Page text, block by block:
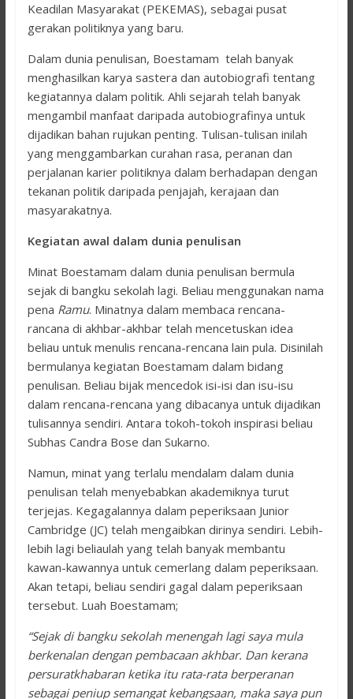
Keadilan Masyarakat (PEKEMAS), sebagai pusat
gerakan politiknya yang baru.
Dalam dunia penulisan, Boestamam telah banyak
menghasilkan karya sastera dan autobiografi tentang
kegiatannya dalam politik. Ahli sejarah telah banyak
mengambil manfaat daripada autobiografinya untuk
dijadikan bahan rujukan penting. Tulisan-tulisan inilah
yang menggambarkan curahan rasa, peranan dan
perjalanan karier politiknya dalam berhadapan dengan
tekanan politik daripada penjajah, kerajaan dan
masyarakatnya.
Kegiatan awal dalam dunia penulisan
Minat Boestamam dalam dunia penulisan bermula
sejak di bangku sekolah lagi. Beliau menggunakan nama
pena Ramu. Minatnya dalam membaca rencana-
rancana di akhbar-akhbar telah mencetuskan idea
beliau untuk menulis rencana-rencana lain pula. Disinilah
bermulanya kegiatan Boestamam dalam bidang
penulisan. Beliau bijak mencedok isi-isi dan isu-isu
dalam rencana-rencana yang dibacanya untuk dijadikan
tulisannya sendiri. Antara tokoh-tokoh inspirasi beliau
Subhas Candra Bose dan Sukarno.
Namun, minat yang terlalu mendalam dalam dunia
penulisan telah menyebabkan akademiknya turut
terjejas. Kegagalannya dalam peperiksaan Junior
Cambridge (JC) telah mengaibkan dirinya sendiri. Lebih-
lebih lagi beliaulah yang telah banyak membantu
kawan-kawannya untuk cemerlang dalam peperiksaan.
Akan tetapi, beliau sendiri gagal dalam peperiksaan
tersebut. Luah Boestamam;
“Sejak di bangku sekolah menengah lagi saya mula
berkenalan dengan pembacaan akhbar. Dan kerana
persuratkhabaran ketika itu rata-rata berperanan
sebagai peniup semangat kebangsaan, maka saya pun